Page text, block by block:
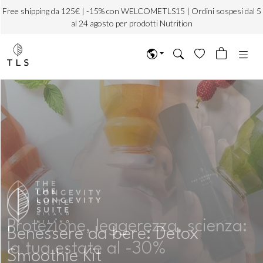
Free shipping da 125€ | -15% con WELCOMETLS15 | Ordini sospesi dal 5
al 24 agosto per prodotti Nutrition
Protezione, leggerezza, scienza:
la tua estate al -30%
Benessere da bere: Detox
Smoothie Kit